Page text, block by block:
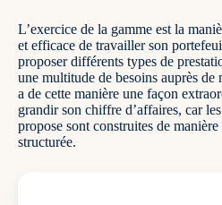
L’exercice de la gamme est la
et efficace de travailler son
proposer différents types de
une multitude de besoins auprès de
a de cette manière une façon
grandir son chiffre d’affaires, car
propose sont construites de
structurée.